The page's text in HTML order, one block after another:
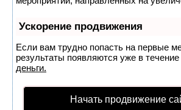
Ускорение продвижения
Если вам трудно попасть на первые
результаты появляются уже в
деньги.
Начать продвижение